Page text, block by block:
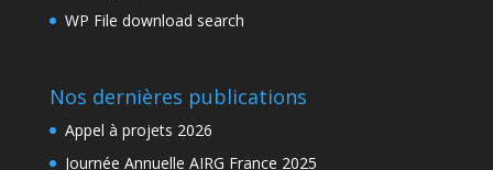
WP File download search
Nos dernières publications
Appel à projets 2026
Journée Annuelle AIRG France 2025